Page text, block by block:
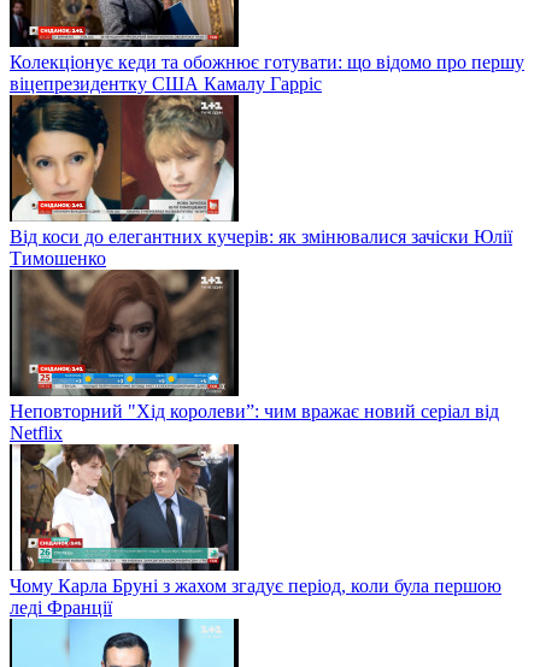
Колекціонує кеди та обожнює готувати: що відомо про першу
віцепрезидентку США Камалу Гарріс
Від коси до елегантних кучерів: як змінювалися зачіски Юлії
Тимошенко
Неповторний "Хід королеви”: чим вражає новий серіал від
Netflix
Чому Карла Бруні з жахом згадує період, коли була першою
леді Франції